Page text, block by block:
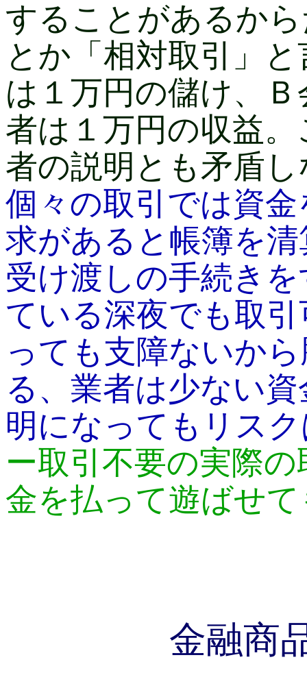
することがあるか
とか「相対取引」
は１万円の儲け、
者は１万円の収益
者の説明とも矛盾
個々の取引では資
求があると帳簿を
受け渡しの手続き
ている深夜でも取
っても支障ないか
る、業者は少ない
明になってもリス
ー取引不要の実際
金を払って遊ばせ
金融商